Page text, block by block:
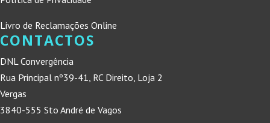
Livro de Reclamações Online
CONTACTOS
DNL Convergência
Rua Principal nº39-41, RC Direito, Loja 2
Vergas
3840-555 Sto André de Vagos